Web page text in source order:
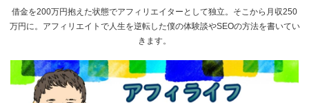
借金を200万円抱えた状態でアフィリエイターとして独立。そこから月収250
万円に。アフィリエイトで人生を逆転した僕の体験談やSEOの方法を書いてい
きます。